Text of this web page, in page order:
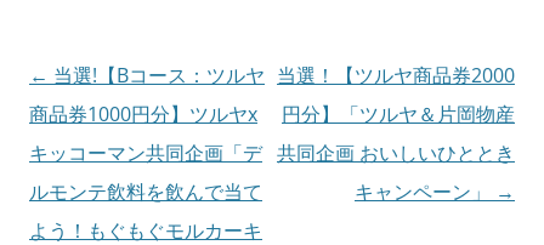
投
稿
ナ
ビ
ゲ
← 当選!【Bコース：ツルヤ
商品券1000円分】ツルヤx
キッコーマン共同企画「デ
ルモンテ飲料を飲んで当て
よう！もぐもぐモルカーキ
当選！【ツルヤ商品券2000
円分】「ツルヤ＆片岡物産
共同企画 おいしいひととき
キャンペーン」
→